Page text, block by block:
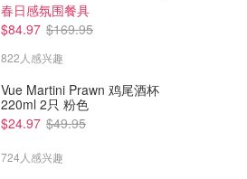
春日感氛围餐具
$84.97 $169.95
822人感兴趣
Vue Martini Prawn 鸡尾酒杯
220ml 2只 粉色
$24.97 $49.95
724人感兴趣